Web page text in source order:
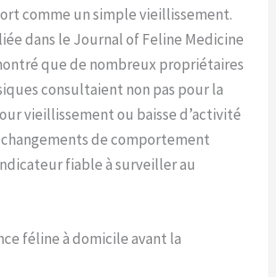
comme un simple vieillissement.
dans le Journal of Feline Medicine
que de nombreux propriétaires
consultaient non pas pour la
vieillissement ou baisse d’activité
de comportement
fiable à surveiller au
féline à domicile avant la